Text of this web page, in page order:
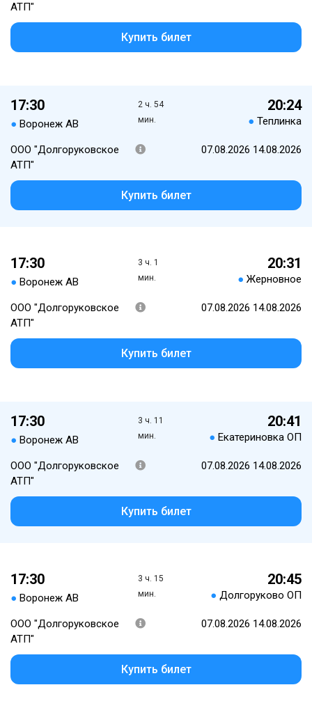
АТП"
Купить билет
17:30
● Воронеж АВ
2 ч. 54
мин.
20:24
● Теплинка
ООО "Долгоруковское
АТП"
07.08.2026 14.08.2026
Купить билет
17:30
● Воронеж АВ
3 ч. 1
мин.
20:31
● Жерновное
ООО "Долгоруковское
АТП"
07.08.2026 14.08.2026
Купить билет
17:30
● Воронеж АВ
3 ч. 11
мин.
20:41
● Екатериновка ОП
ООО "Долгоруковское
АТП"
07.08.2026 14.08.2026
Купить билет
17:30
● Воронеж АВ
3 ч. 15
мин.
20:45
● Долгоруково ОП
ООО "Долгоруковское
АТП"
07.08.2026 14.08.2026
Купить билет